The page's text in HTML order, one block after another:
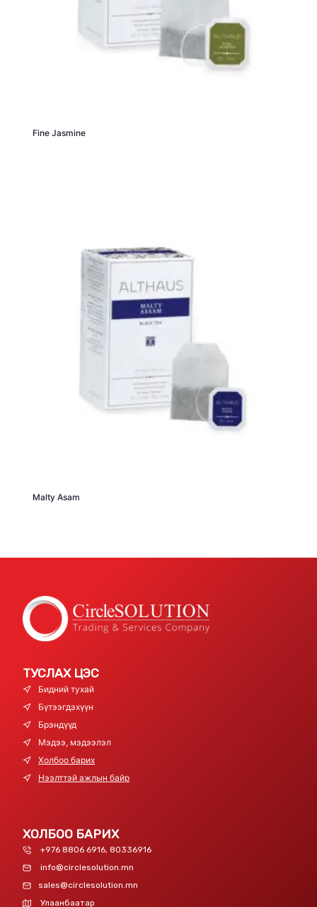
Fine Jasmine
Malty Asam
ТУСЛАХ ЦЭС
Бидний тухай
Бүтээгдэхүүн
Брэндүүд
Мэдээ, мэдээлэл
Холбоо барих
Нээлттэй ажлын байр
ХОЛБОО БАРИХ
+976 8806 6916, 80336916
info@circlesolution.mn
sales@circlesolution.mn
Улаанбаатар